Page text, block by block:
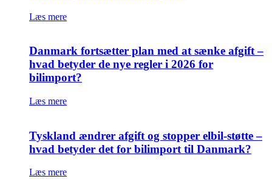
Læs mere
Danmark fortsætter plan med at sænke afgift –
hvad betyder de nye regler i 2026 for
bilimport?
Læs mere
Tyskland ændrer afgift og stopper elbil-støtte –
hvad betyder det for bilimport til Danmark?
Læs mere